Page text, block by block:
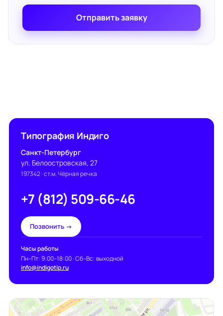
Отправить заявку
Типография Индиго
Санкт-Петербург
ул. Белоостровская, 27
197342· ст.м. Чёрная речка
+7 (812) 509-66-46
Позвонить →
Часы работы
Пн–Пт: 9:00–18:00 · Сб–Вс: выходной
info@indigotip.ru